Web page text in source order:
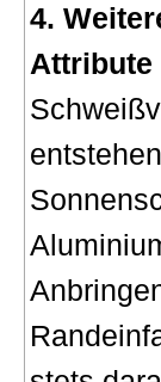
4.
Attribute